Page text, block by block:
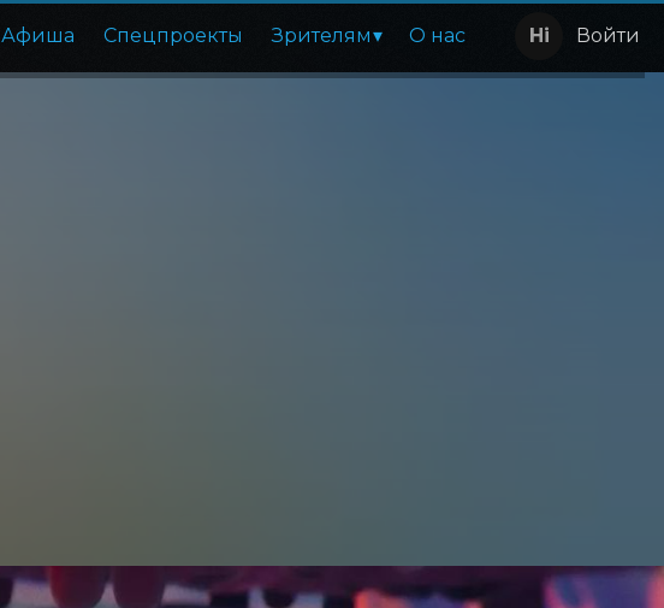
Афиша Спецпроекты Зрителям О нас Войти